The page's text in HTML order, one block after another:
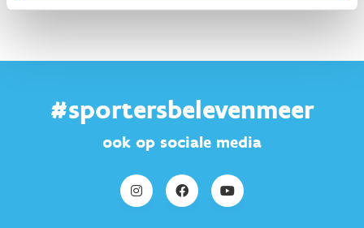
#sportersbelevenmeer
ook op sociale media